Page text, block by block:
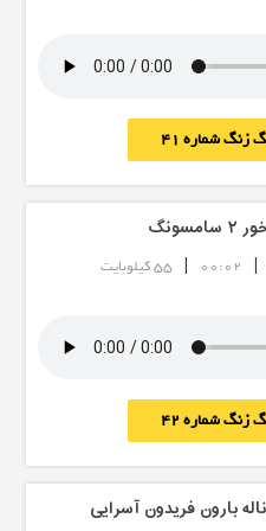
زنگ شماره 41
|
00:02
| 55 کیلوبایت
زنگ شماره 42
بارون فریدون آسرایی